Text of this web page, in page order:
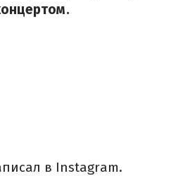
в Instagram.